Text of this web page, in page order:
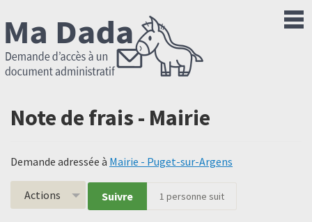
Note de frais - Mairie
Demande adressée à Mairie - Puget-sur-Argens
Actions Suivre 1 personne suit